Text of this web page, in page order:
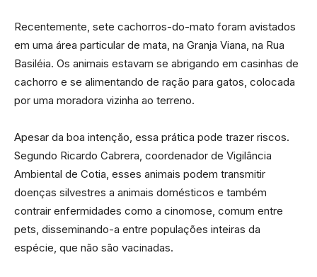
Recentemente, sete cachorros-do-mato foram avistados
em uma área particular de mata, na Granja Viana, na Rua
Basiléia. Os animais estavam se abrigando em casinhas de
cachorro e se alimentando de ração para gatos, colocada
por uma moradora vizinha ao terreno.
Apesar da boa intenção, essa prática pode trazer riscos.
Segundo Ricardo Cabrera, coordenador de Vigilância
Ambiental de Cotia, esses animais podem transmitir
doenças silvestres a animais domésticos e também
contrair enfermidades como a cinomose, comum entre
pets, disseminando-a entre populações inteiras da
espécie, que não são vacinadas.